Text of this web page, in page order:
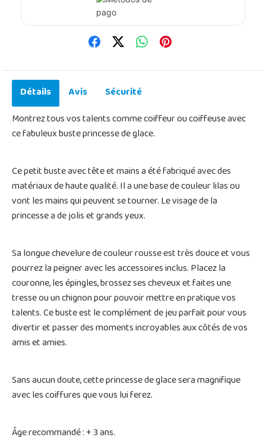
Détails Avis
Sécurité
Montrez tous vos talents comme coiffeur ou coiffeuse avec
ce fabuleux buste princesse de glace.
Ce petit buste avec tête et mains a été fabriqué avec des
matériaux de haute qualité. Il a une base de couleur lilas ou
vont les mains qui peuvent se tourner. Le visage de la
princesse a de jolis et grands yeux.
Sa longue chevelure de couleur rousse est très douce et vous
pourrez la peigner avec les accessoires inclus. Placez la
couronne, les épingles, brossez ses cheveux et faites une
tresse ou un chignon pour pouvoir mettre en pratique vos
talents. Ce buste est le complément de jeu parfait pour vous
divertir et passer des moments incroyables aux côtés de vos
amis et amies.
Sans aucun doute, cette princesse de glace sera magnifique
avec les coiffures que vous lui ferez.